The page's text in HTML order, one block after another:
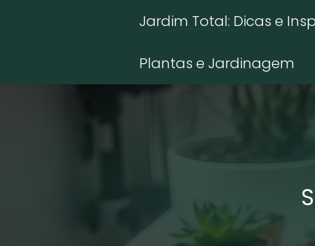
Jardim Total: Dicas e
Plantas e Jardinagem